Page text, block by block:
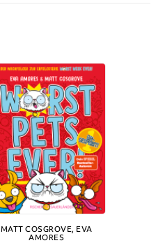
MATT COSGROVE EVA
AMORES